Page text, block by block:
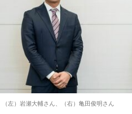
（左）岩瀬大輔さん、（右）亀田俊明さん